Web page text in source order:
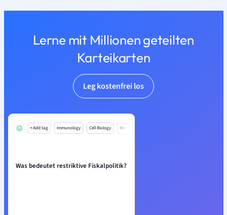
Lerne mit Millionen geteilten
Karteikarten
Leg kostenfrei los
+ Add tag Immunology Cell Biology Mo
Was bedeutet restriktive Fiskalpolitik?